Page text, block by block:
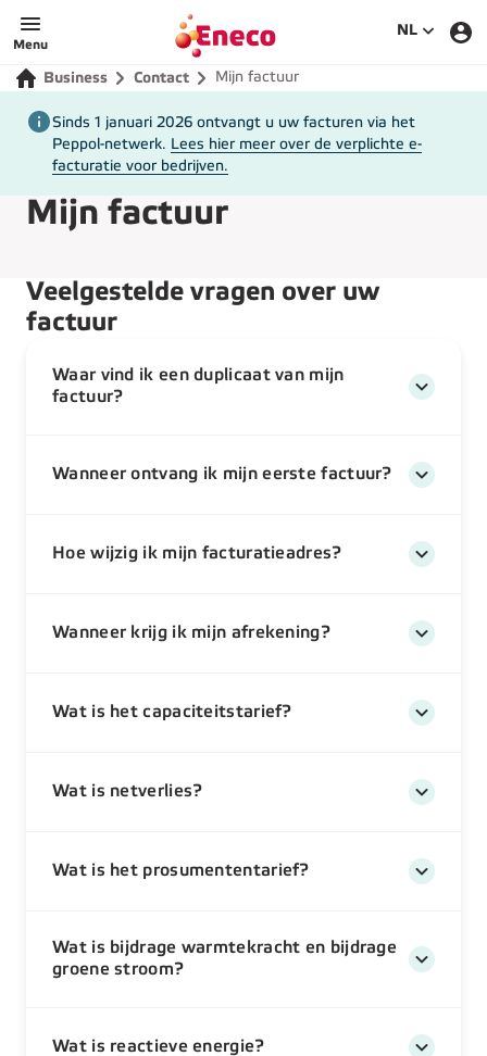
Menu
Eneco
NL
Business Contact Mijn factuur
Sinds 1 januari 2026 ontvangt u uw facturen via het
Peppol-netwerk. Lees hier meer over de verplichte e-
facturatie voor bedrijven.
Mijn factuur
Veelgestelde vragen over uw
factuur
Waar vind ik een duplicaat van mijn
factuur?
Wanneer ontvang ik mijn eerste factuur?
Hoe wijzig ik mijn facturatieadres?
Wanneer krijg ik mijn afrekening?
Wat is het capaciteitstarief?
Wat is netverlies?
Wat is het prosumententarief?
Wat is bijdrage warmtekracht en bijdrage
groene stroom?
Wat is reactieve energie?